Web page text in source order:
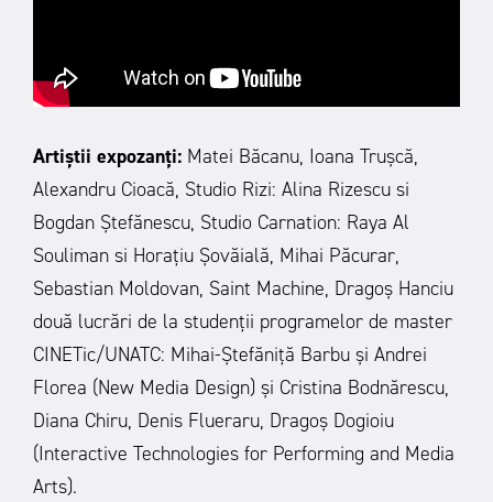
Artiștii expozanți: Matei Băcanu, Ioana Trușcă,
Alexandru Cioacă, Studio Rizi: Alina Rizescu si
Bogdan Ștefănescu, Studio Carnation: Raya Al
Souliman si Horațiu Șovăială, Mihai Păcurar,
Sebastian Moldovan, Saint Machine, Dragoș Hanciu
două lucrări de la studenții programelor de master
CINETic/UNATC: Mihai-Ștefăniță Barbu și Andrei
Florea (New Media Design) și Cristina Bodnărescu,
Diana Chiru, Denis Flueraru, Dragoș Dogioiu
(Interactive Technologies for Performing and Media
Arts).